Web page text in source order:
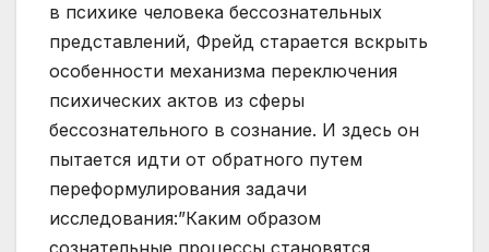
в психике человека бессознательных
представлений, Фрейд старается вскрыть
особенности механизма переключения
психических актов из сферы
бессознательного в сознание. И здесь он
пытается идти от обратного путем
переформулирования задачи
исследования:”Каким образом